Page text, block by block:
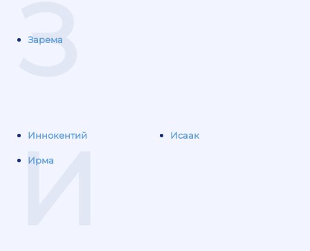
З
Зарема
И
Иннокентий
Ирма
Исаак